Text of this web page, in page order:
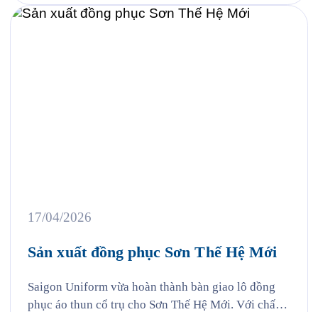
17/04/2026
Sản xuất đồng phục Sơn Thế Hệ Mới
Saigon Uniform vừa hoàn thành bàn giao lô đồng
phục áo thun cổ trụ cho Sơn Thế Hệ Mới. Với chất